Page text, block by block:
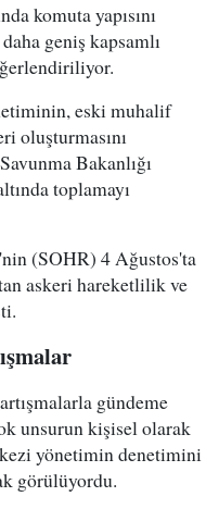
komuta yapısını
geniş kapsamlı
eski muhalif
oluşturmasını
Bakanlığı
toplamayı
(SOHR) 4 Ağustos'ta
askeri hareketlilik ve
gündeme
unsurun kişisel olarak
yönetimin denetimini
görülüyordu.